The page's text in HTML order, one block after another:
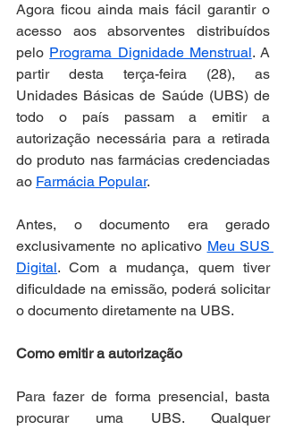
Agora ficou ainda mais fácil garantir o
acesso aos absorventes distribuídos
pelo Programa Dignidade Menstrual. A
partir desta terça-feira (28), as
Unidades Básicas de Saúde (UBS) de
todo o país passam a emitir a
autorização necessária para a retirada
do produto nas farmácias credenciadas
ao Farmácia Popular.
Antes, o documento era gerado
exclusivamente no aplicativo Meu SUS
Digital. Com a mudança, quem tiver
dificuldade na emissão, poderá solicitar
o documento diretamente na UBS.
Como emitir a autorização
Para fazer de forma presencial, basta
procurar uma UBS. Qualquer